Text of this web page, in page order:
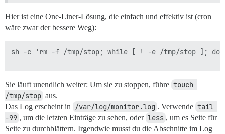
Hier ist eine One-Liner-Lösung, die einfach und effektiv ist (cron
wäre zwar der bessere Weg):
sh -c 'rm -f /tmp/stop; while [ ! -e /tmp/stop ]; do
Sie läuft unendlich weiter: Um sie zu stoppen, führe touch
/tmp/stop aus.
Das Log erscheint in /var/log/monitor.log . Verwende tail
-99 , um die letzten Einträge zu sehen, oder less , um es Seite für
Seite zu durchblättern. Irgendwie musst du die Abschnitte im Log